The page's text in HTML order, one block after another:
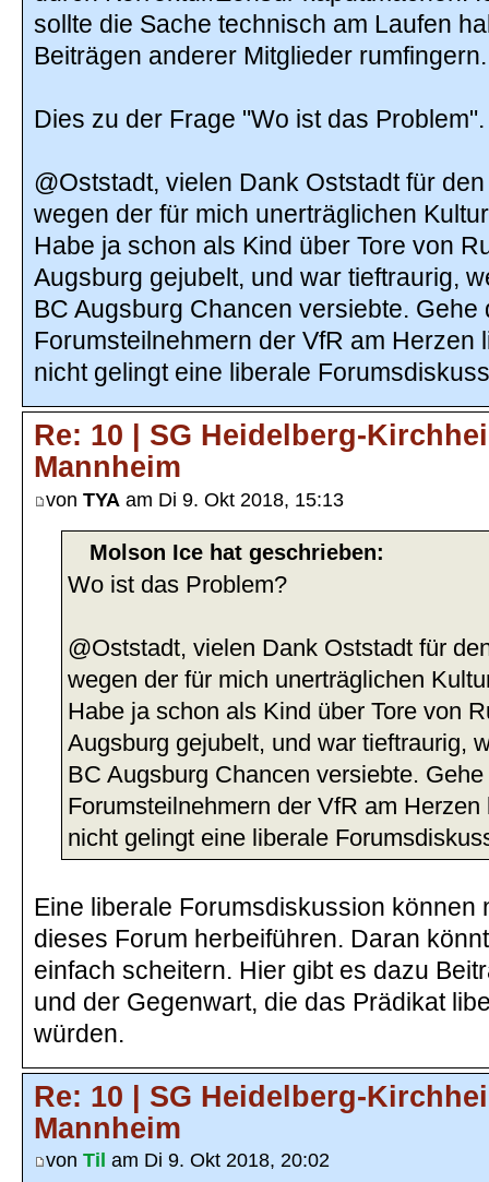
sollte die Sache technisch am Laufen
Beiträgen anderer Mitglieder rumfingern.
Dies zu der Frage "Wo ist das Problem".
@Oststadt, vielen Dank Oststadt für
wegen der für mich unerträglichen
Habe ja schon als Kind über Tore von
Augsburg gejubelt, und war tieftraurig,
BC Augsburg Chancen versiebte.
Forumsteilnehmern der VfR am Herzen
nicht gelingt eine liberale
Re: 10 | SG Heidelberg-
Mannheim
von TYA am Di 9. Okt 2018, 15:13
Molson Ice hat geschrieben:
Wo ist das Problem?
@Oststadt, vielen Dank Oststadt für
wegen der für mich unerträglichen
Habe ja schon als Kind über Tore von
Augsburg gejubelt, und war tieftraurig,
BC Augsburg Chancen versiebte.
Forumsteilnehmern der VfR am
nicht gelingt eine liberale
Eine liberale Forumsdiskussion
dieses Forum herbeiführen. Daran
einfach scheitern. Hier gibt es dazu
und der Gegenwart, die das Prädikat
würden.
Re: 10 | SG Heidelberg-
Mannheim
von Til am Di 9. Okt 2018, 20:02